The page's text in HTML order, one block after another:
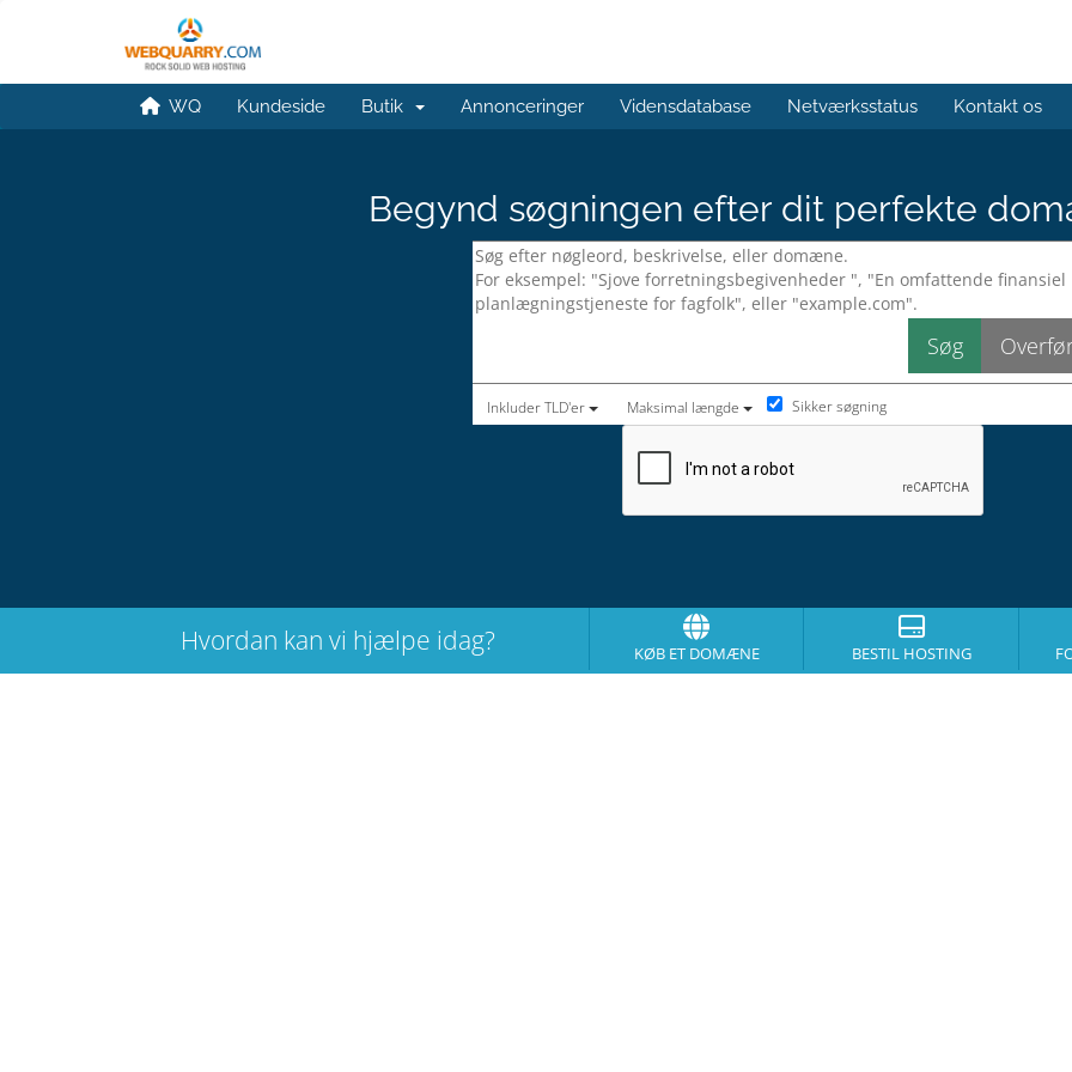
WQ Kundeside Butik Annonceringer Vidensdatabase Netværksstatus Kontakt os
Begynd søgningen efter dit perfekte
Inkluder TLD'er Maksimal længde Sikker søgning
Hvordan kan vi hjælpe idag? KØB ET DOMÆNE BESTIL HOSTING